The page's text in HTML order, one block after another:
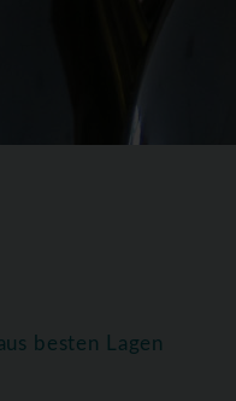
besten Lagen